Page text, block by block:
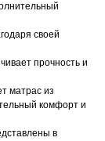
своей
прочность и
матрас из
комфорт и
в